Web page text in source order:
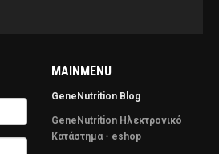
MAINMENU
GeneNutrition Blog
GeneNutrition Ηλεκτρονικό
Κατάστημα - eshop